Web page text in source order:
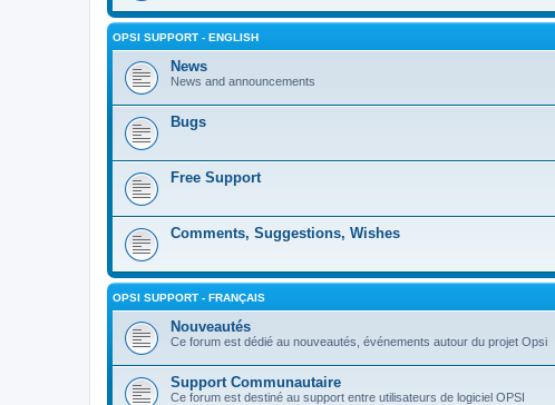
OPSI SUPPORT - ENGLISH
News
News and announcements
Bugs
Free Support
Comments, Suggestions, Wishes
OPSI SUPPORT - FRANÇAIS
Nouveautés
Ce forum est dédié au nouveautés, événements autour du projet Opsi
Support Communautaire
Ce forum est destiné au support entre utilisateurs de logiciel OPSI